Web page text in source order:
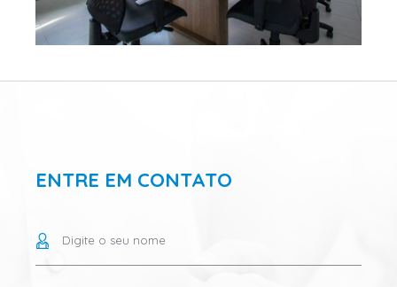
ENTRE EM CONTATO